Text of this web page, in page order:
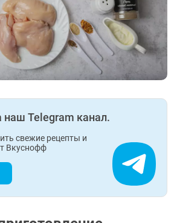
Telegram канал.
свежие рецепты и
Вкуснофф